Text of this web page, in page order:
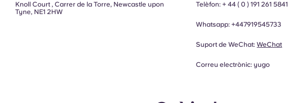
Knoll Court , Carrer de la Torre, Newcastle upon
Tyne, NE1 2HW
Telèfon:+ 44 ( 0 ) 191 261 5841
Whatsapp:+447919545733
Suport de WeChat: WeChat
Correu electrònic: yugo